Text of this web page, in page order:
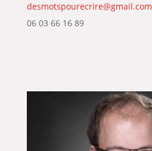
desmotspourecrire@gmail.com
06 03 66 16 89